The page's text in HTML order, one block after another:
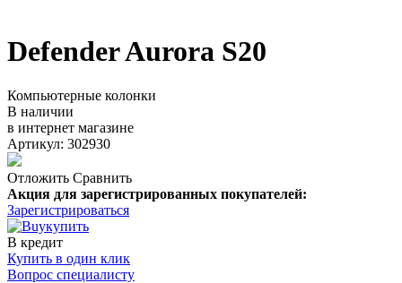
Defender Aurora S20
Компьютерные колонки
В наличии
в интернет магазине
Артикул: 302930
Отложить Сравнить
Акция для зарегистрированных покупателей:
Зарегистрироваться
купить
В кредит
Купить в один клик
Вопрос специалисту